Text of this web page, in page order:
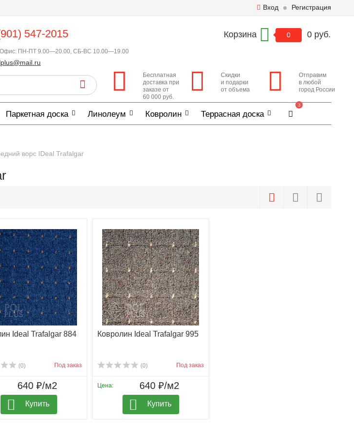
Вход Регистрация
547-2015
Офис: ПН-ПТ 9.00—20.00, СБ-ВС 10.00—19.00
Корзина 0 0 руб.
Бесплатная
доставка при
заказе от
60 000 руб.
Скидки
и подарки
от объема
Отправим
в любой
город России
Паркетная доска Линолеум Ковролин Террасная доска
3
ворс IDeal Trafalgar
Ideal Trafalgar 884
(0) Под заказ
640 ₽/м2
Купить
Ковролин Ideal Trafalgar 995
(0) Под заказ
Цена: 640 ₽/м2
Купить